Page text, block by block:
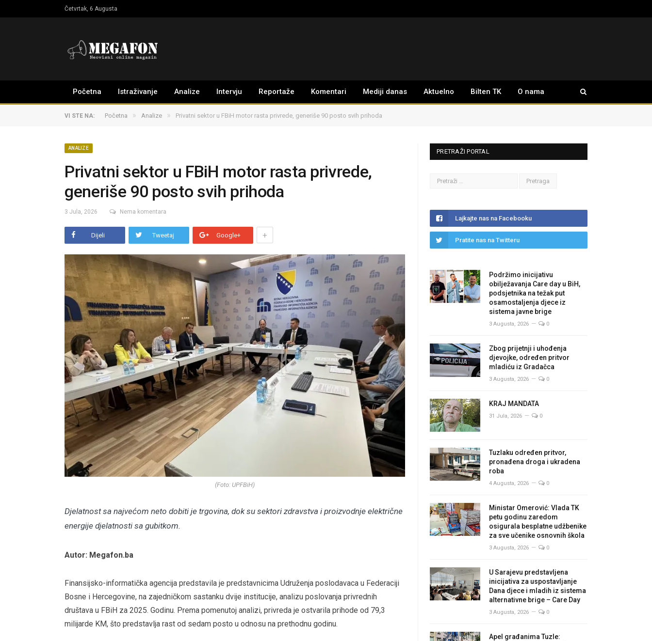
Četvrtak, 6 Augusta
Početna Istraživanje Analize Intervju Reportaže Komentari Mediji danas Aktuelno Bilten TK O nama
VI STE NA: Početna » Analize » Privatni sektor u FBiH motor rasta privrede, generiše 90 posto svih prihoda
ANALIZE
Privatni sektor u FBiH motor rasta privrede,
generiše 90 posto svih prihoda
3 Jula, 2026 Nema komentara
Dijeli Tweetaj Google+ +
(Foto: UPFBiH)
Djelatnost sa najvećom neto dobiti je trgovina, dok su sektori zdravstva i proizvodnje električne
energije djelatnosti sa gubitkom.
Autor: Megafon.ba
Finansijsko-informatička agencija predstavila je predstavnicima Udruženja poslodavaca u Federaciji
Bosne i Hercegovine, na zajedničkom sastanku dvije institucije, analizu poslovanja privrednih
društava u FBiH za 2025. Godinu. Prema pomenutoj analizi, privreda je ostvarila prihode od 79,3
milijarde KM, što predstavlja rast od sedam posto u odnosu na prethodnu godinu.
PRETRAŽI PORTAL
Lajkajte nas na Facebooku
Pratite nas na Twitteru
Podržimo inicijativu
obilježavanja Care day u BiH,
podsjetnika na težak put
osamostaljenja djece iz
sistema javne brige
3 Augusta, 2026 0
Zbog prijetnji i uhođenja
djevojke, određen pritvor
mladiću iz Gradačca
3 Augusta, 2026 0
KRAJ MANDATA
31 Jula, 2026 0
Tuzlaku određen pritvor,
pronađena droga i ukradena
roba
4 Augusta, 2026 0
Ministar Omerović: Vlada TK
petu godinu zaredom
osigurala besplatne udžbenike
za sve učenike osnovnih škola
3 Augusta, 2026 0
U Sarajevu predstavljena
inicijativa za uspostavljanje
Dana djece i mladih iz sistema
alternativne brige – Care Day
3 Augusta, 2026 0
Apel građanima Tuzle: